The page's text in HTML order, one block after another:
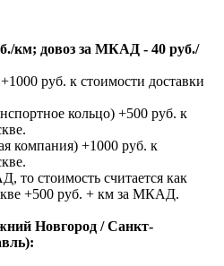
км; довоз за МКАД - 40 руб./
руб. к стоимости доставки
кольцо) +500 руб. к
компания) +1000 руб. к
то стоимость считается как
+500 руб. + км за МКАД.
Новгород / Санкт-